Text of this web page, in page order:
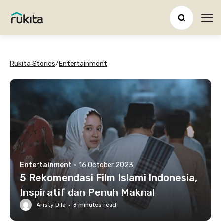
Rukita Stories/Entertainment
Entertainment · 16 October 2023
5 Rekomendasi Film Islami Indonesia,
Inspiratif dan Penuh Makna!
Aristy Dila · 8 minutes read